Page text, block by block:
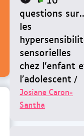
questions
les
sensorielles
chez l'enfant
l'adolescent /
Josiane Caron-
Santha